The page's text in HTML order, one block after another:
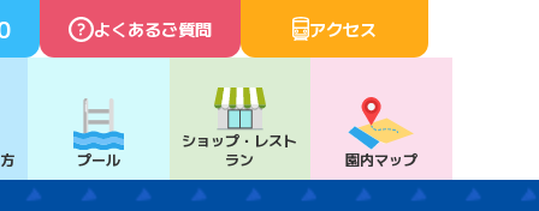
よくあるご質問 アクセス
プール
ショップ・ レスト
ラン
園内マップ